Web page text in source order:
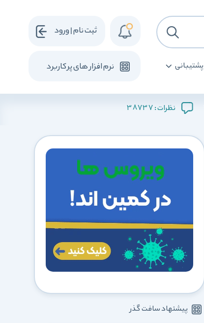
پشتیبانی نرم افزار های پرکاربرد
ثبت نام | ورود
نظرات :38737
پیشنهاد سافت گذر